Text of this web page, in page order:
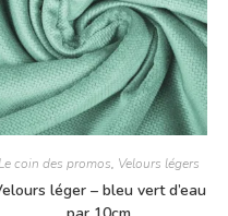
coin des promos, Velours légers
léger – bleu vert d’eau